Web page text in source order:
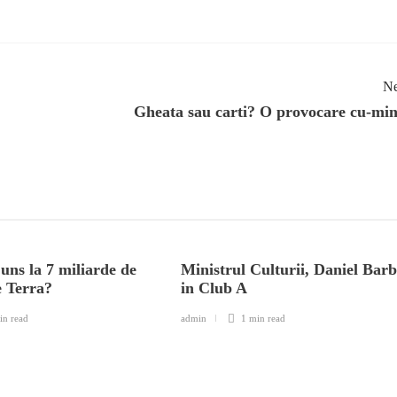
Gheata sau carti? O provocare cu-
la 7 miliarde de
Terra?
read
Ministrul Culturii, Daniel
in Club A
admin 1 min read